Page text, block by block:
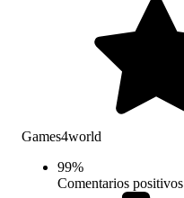
Games4world
99%
Comentarios positivos